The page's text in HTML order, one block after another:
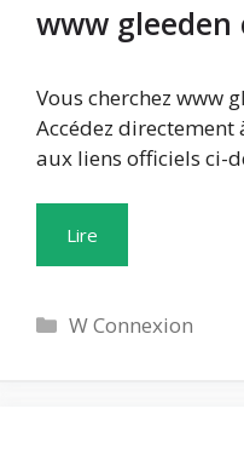
www gleeden
Vous cherchez www
Accédez directement
aux liens officiels ci-
Lire
Catégories
W Connexion